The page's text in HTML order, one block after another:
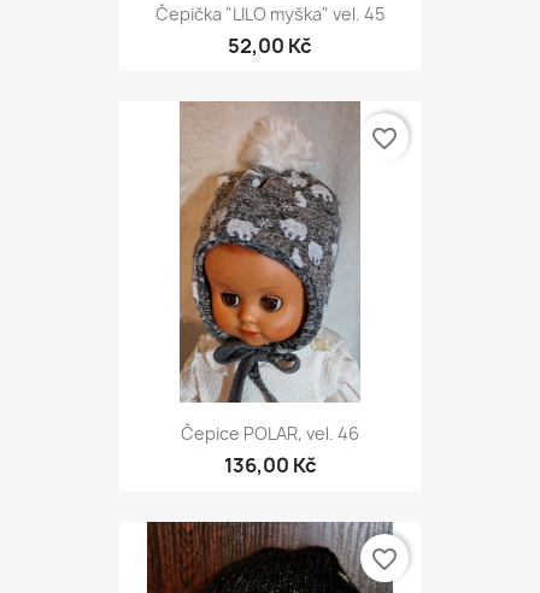
Čepička "LILO myška" vel. 45
52,00 Kč
Čepice POLAR, vel. 46
136,00 Kč
favorite_border
favorite_border